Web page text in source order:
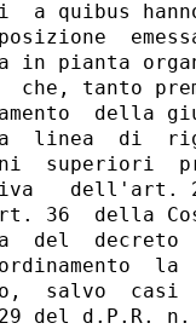
a quibus
in pianta
che, tanto
della
linea  di
superiori
dell'art.
36  della
del
salvo  casi
del d.P.R. n.